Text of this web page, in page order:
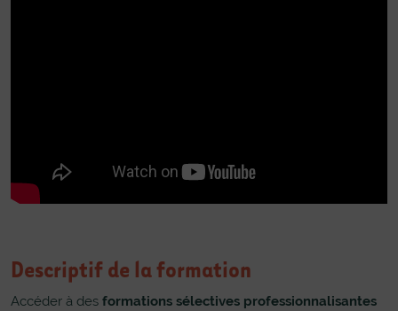
Descriptif de la formation
Accéder à des formations sélectives professionnalisantes